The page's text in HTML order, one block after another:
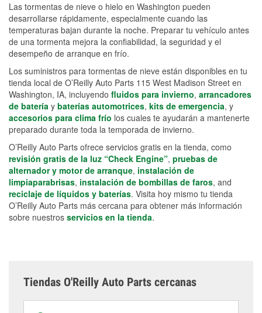
Las tormentas de nieve o hielo en Washington pueden
desarrollarse rápidamente, especialmente cuando las
temperaturas bajan durante la noche. Preparar tu vehículo antes
de una tormenta mejora la confiabilidad, la seguridad y el
desempeño de arranque en frío.
Los suministros para tormentas de nieve están disponibles en tu
tienda local de O’Reilly Auto Parts 115 West Madison Street en
Washington, IA, incluyendo fluidos para invierno, arrancadores
de batería y baterías automotrices, kits de emergencia, y
accesorios para clima frío los cuales te ayudarán a mantenerte
preparado durante toda la temporada de invierno.
O’Reilly Auto Parts ofrece servicios gratis en la tienda, como
revisión gratis de la luz “Check Engine”, pruebas de
alternador y motor de arranque, instalación de
limpiaparabrisas, instalación de bombillas de faros, and
reciclaje de líquidos y baterías. Visita hoy mismo tu tienda
O’Reilly Auto Parts más cercana para obtener más información
sobre nuestros servicios en la tienda.
Tiendas O'Reilly Auto Parts cercanas